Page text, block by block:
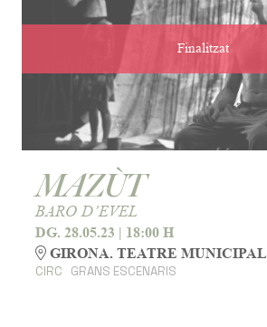
Finalitzat
MAZÙT
BARO D’EVEL
DG. 28.05.23 | 18:00 H
GIRONA. TEATRE MUNICIPAL
CIRC GRANS ESCENARIS